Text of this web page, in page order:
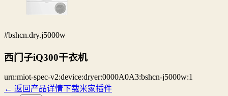
#bshcn.dry.j5000w
西门子iQ300干衣机
urn:miot-spec-v2:device:dryer:0000A0A3:bshcn-j5000w:1
← 返回产品详情下载米家插件